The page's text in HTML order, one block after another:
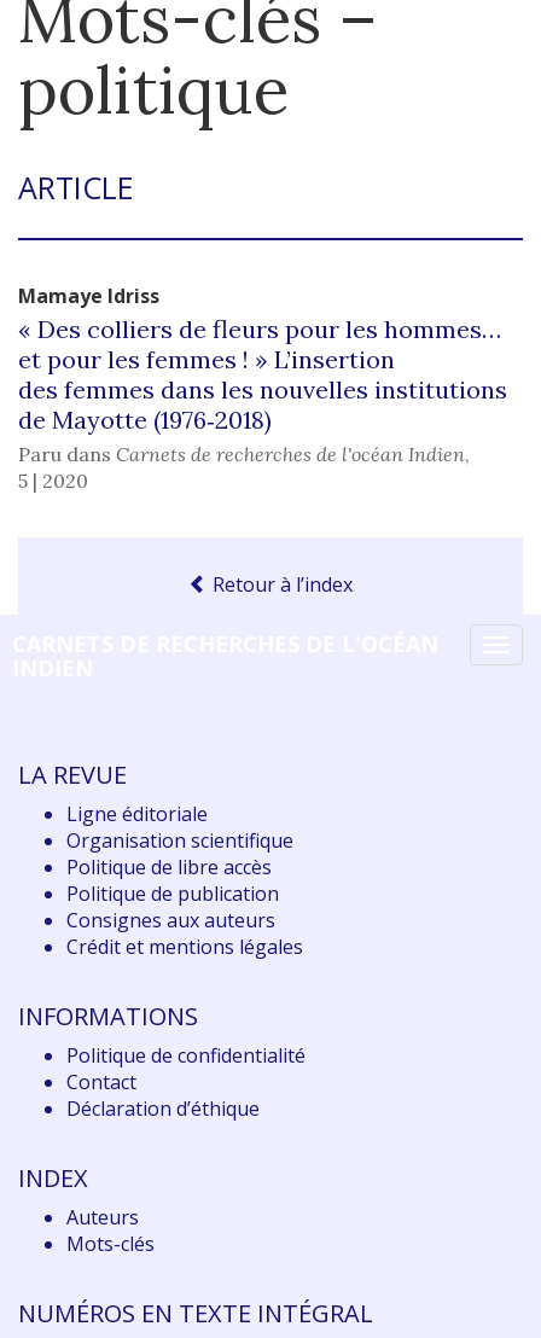
Mots-clés –
politique
ARTICLE
Mamaye Idriss
« Des colliers de fleurs pour les hommes…
et pour les femmes ! » L’insertion
des femmes dans les nouvelles institutions
de Mayotte (1976‑2018)
Paru dans Carnets de recherches de l'océan Indien,
5 | 2020
Retour à l’index
LA REVUE
Ligne éditoriale
Organisation scientifique
Politique de libre accès
Politique de publication
Consignes aux auteurs
Crédit et mentions légales
INFORMATIONS
Politique de confidentialité
Contact
Déclaration d’éthique
INDEX
Auteurs
Mots-clés
NUMÉROS EN TEXTE INTÉGRAL